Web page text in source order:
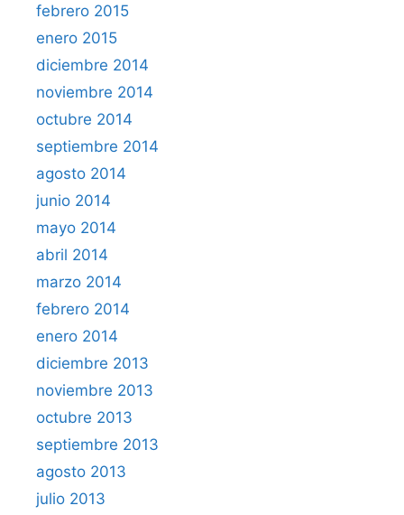
febrero 2015
enero 2015
diciembre 2014
noviembre 2014
octubre 2014
septiembre 2014
agosto 2014
junio 2014
mayo 2014
abril 2014
marzo 2014
febrero 2014
enero 2014
diciembre 2013
noviembre 2013
octubre 2013
septiembre 2013
agosto 2013
julio 2013